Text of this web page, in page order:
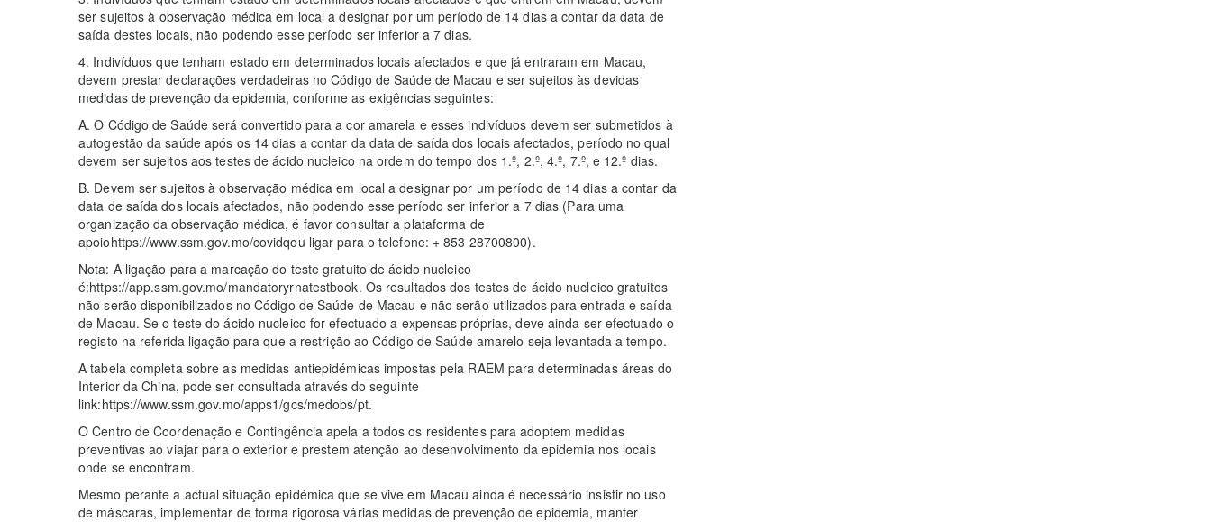
ser sujeitos à observação médica em local a designar por um período de 14 dias a contar da data de
saída destes locais, não podendo esse período ser inferior a 7 dias.
4. Indivíduos que tenham estado em determinados locais afectados e que já entraram em Macau,
devem prestar declarações verdadeiras no Código de Saúde de Macau e ser sujeitos às devidas
medidas de prevenção da epidemia, conforme as exigências seguintes:
A. O Código de Saúde será convertido para a cor amarela e esses indivíduos devem ser submetidos à
autogestão da saúde após os 14 dias a contar da data de saída dos locais afectados, período no qual
devem ser sujeitos aos testes de ácido nucleico na ordem do tempo dos 1.º, 2.º, 4.º, 7.º, e 12.º dias.
B. Devem ser sujeitos à observação médica em local a designar por um período de 14 dias a contar da
data de saída dos locais afectados, não podendo esse período ser inferior a 7 dias (Para uma
organização da observação médica, é favor consultar a plataforma de
apoiohttps://www.ssm.gov.mo/covidqou ligar para o telefone: + 853 28700800).
Nota: A ligação para a marcação do teste gratuito de ácido nucleico
é:https://app.ssm.gov.mo/mandatoryrnatestbook. Os resultados dos testes de ácido nucleico gratuitos
não serão disponibilizados no Código de Saúde de Macau e não serão utilizados para entrada e saída
de Macau. Se o teste do ácido nucleico for efectuado a expensas próprias, deve ainda ser efectuado o
registo na referida ligação para que a restrição ao Código de Saúde amarelo seja levantada a tempo.
A tabela completa sobre as medidas antiepidémicas impostas pela RAEM para determinadas áreas do
Interior da China, pode ser consultada através do seguinte
link:https://www.ssm.gov.mo/apps1/gcs/medobs/pt.
O Centro de Coordenação e Contingência apela a todos os residentes para adoptem medidas
preventivas ao viajar para o exterior e prestem atenção ao desenvolvimento da epidemia nos locais
onde se encontram.
Mesmo perante a actual situação epidémica que se vive em Macau ainda é necessário insistir no uso
de máscaras, implementar de forma rigorosa várias medidas de prevenção de epidemia, manter